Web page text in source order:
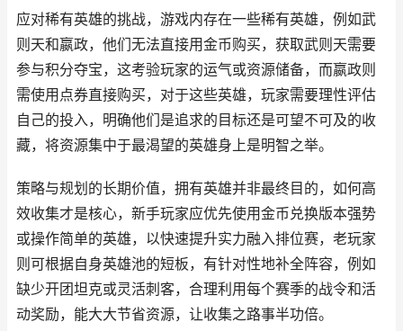
应对稀有英雄的挑战，游戏内存在一些稀有英雄，例如武
则天和嬴政，他们无法直接用金币购买，获取武则天需要
参与积分夺宝，这考验玩家的运气或资源储备，而嬴政则
需使用点券直接购买，对于这些英雄，玩家需要理性评估
自己的投入，明确他们是追求的目标还是可望不可及的收
藏，将资源集中于最渴望的英雄身上是明智之举。
策略与规划的长期价值，拥有英雄并非最终目的，如何高
效收集才是核心，新手玩家应优先使用金币兑换版本强势
或操作简单的英雄，以快速提升实力融入排位赛，老玩家
则可根据自身英雄池的短板，有针对性地补全阵容，例如
缺少开团坦克或灵活刺客，合理利用每个赛季的战令和活
动奖励，能大大节省资源，让收集之路事半功倍。